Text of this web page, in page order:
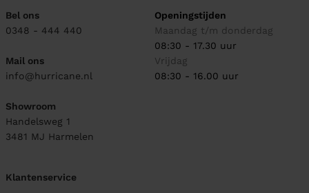
Bel ons
0348 - 444 440
Mail ons
info@hurricane.nl
Showroom
Handelsweg 1
3481 MJ Harmelen
Openingstijden
Maandag t/m donderdag
08:30 - 17.30 uur
Vrijdag
08:30 - 16.00 uur
Klantenservice